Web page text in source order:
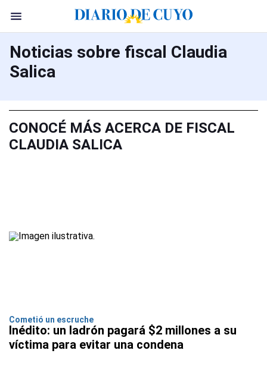
Noticias sobre fiscal Claudia
Salica
CONOCÉ MÁS ACERCA DE FISCAL
CLAUDIA SALICA
Cometió un escruche
Inédito: un ladrón pagará $2 millones a su
víctima para evitar una condena